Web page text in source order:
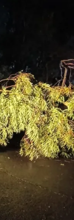
celular, sentar
mesmo sendo
de leitores.
aquilo que é